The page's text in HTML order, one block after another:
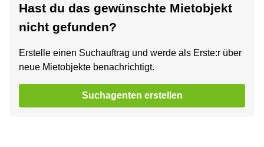
Hast du das gewünschte Mietobjekt
nicht gefunden?
Erstelle einen Suchauftrag und werde als Erste:r über
neue Mietobjekte benachrichtigt.
Suchagenten erstellen